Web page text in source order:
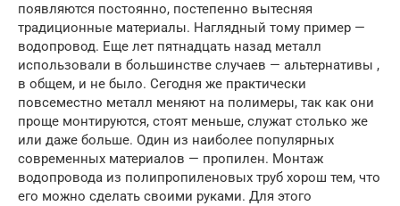
появляются постоянно, постепенно вытесняя
традиционные материалы. Наглядный тому пример —
водопровод. Еще лет пятнадцать назад металл
использовали в большинстве случаев — альтернативы ,
в общем, и не было. Сегодня же практически
повсеместно металл меняют на полимеры, так как они
проще монтируются, стоят меньше, служат столько же
или даже больше. Один из наиболее популярных
современных материалов — пропилен. Монтаж
водопровода из полипропиленовых труб хорош тем, что
его можно сделать своими руками. Для этого